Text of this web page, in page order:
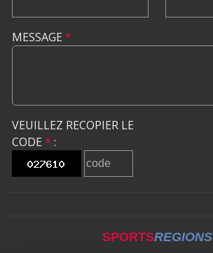
MESSAGE *
VEUILLEZ RECOPIER LE
CODE * :
SPORTSREGIONS